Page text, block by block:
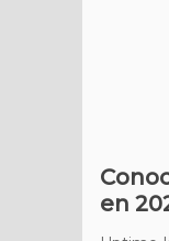
en